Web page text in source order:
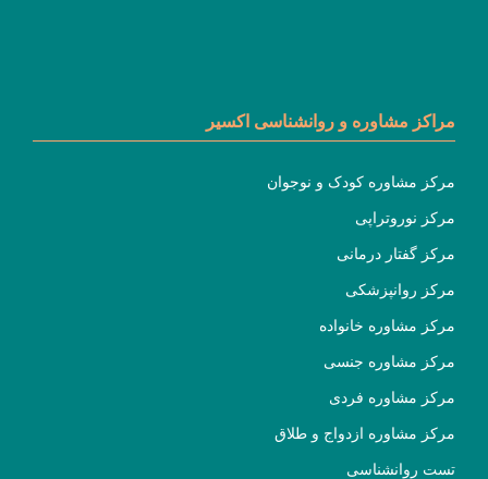
مراکز مشاوره و روانشناسی اکسیر
مرکز مشاوره کودک و نوجوان
مرکز نوروتراپی
مرکز گفتار درمانی
مرکز روانپزشکی
مرکز مشاوره خانواده
مرکز مشاوره جنسی
مرکز مشاوره فردی
مرکز مشاوره ازدواج و طلاق
تست روانشناسی